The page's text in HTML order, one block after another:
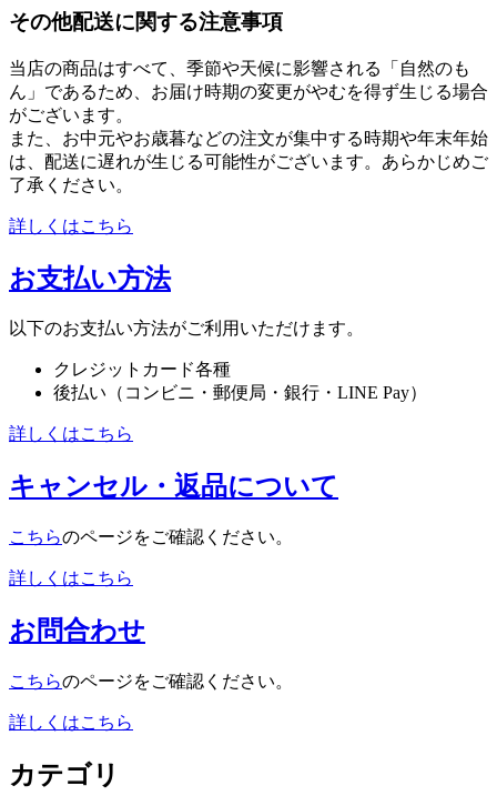
その他配送に関する注意事項
当店の商品はすべて、季節や天候に影響される「自然のも
ん」であるため、お届け時期の変更がやむを得ず生じる場合
がございます。
また、お中元やお歳暮などの注文が集中する時期や年末年始
は、配送に遅れが生じる可能性がございます。あらかじめご
了承ください。
詳しくはこちら
お支払い方法
以下のお支払い方法がご利用いただけます。
クレジットカード各種
後払い（コンビニ・郵便局・銀行・LINE Pay）
詳しくはこちら
キャンセル・返品について
こちらのページをご確認ください。
詳しくはこちら
お問合わせ
こちらのページをご確認ください。
詳しくはこちら
カテゴリ